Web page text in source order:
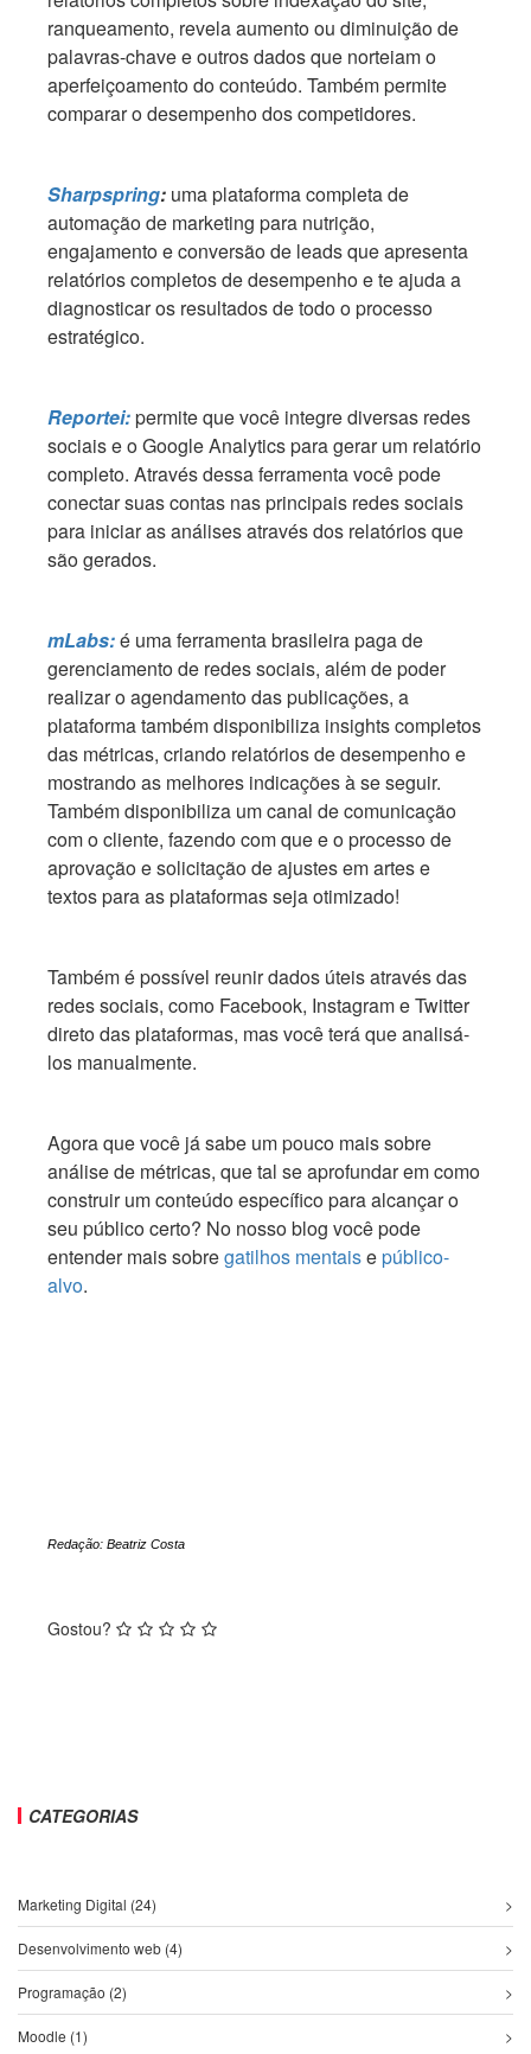
ranqueamento, revela aumento ou diminuição de
palavras-chave e outros dados que norteiam o
aperfeiçoamento do conteúdo. Também permite
comparar o desempenho dos competidores.
Sharpspring: uma plataforma completa de
automação de marketing para nutrição,
engajamento e conversão de leads que apresenta
relatórios completos de desempenho e te ajuda a
diagnosticar os resultados de todo o processo
estratégico.
Reportei:permite que você integre diversas redes
sociais e o Google Analytics para gerar um relatório
completo. Através dessa ferramenta você pode
conectar suas contas nas principais redes sociais
para iniciar as análises através dos relatórios que
são gerados.
mLabs:é uma ferramenta brasileira paga de
gerenciamento de redes sociais, além de poder
realizar o agendamento das publicações, a
plataforma também disponibiliza insights completos
das métricas, criando relatórios de desempenho e
mostrando as melhores indicações à se seguir.
Também disponibiliza um canal de comunicação
com o cliente, fazendo com que e o processo de
aprovação e solicitação de ajustes em artes e
textos para as plataformas seja otimizado!
Também é possível reunir dados úteis através das
redes sociais, como Facebook, Instagram e Twitter
direto das plataformas, mas você terá que analisá-
los manualmente.
Agora que você já sabe um pouco mais sobre
análise de métricas, que tal se aprofundar em como
construir um conteúdo específico para alcançar o
seu público certo? No nosso blog você pode
entender mais sobregatilhos mentaisepúblico-
alvo.
Redação: Beatriz Costa
Gostou?
CATEGORIAS
Marketing Digital (24)
Desenvolvimento web (4)
Programação (2)
Moodle (1)